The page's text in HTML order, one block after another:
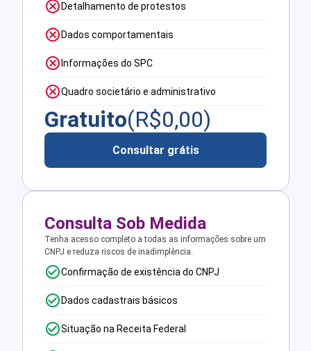
Detalhamento de protestos
Dados comportamentais
Informações do SPC
Quadro societário e administrativo
Gratuito(R$0,00)
Consultar grátis
Consulta Sob Medida
Tenha acesso completo a todas as informações sobre um
CNPJ e reduza riscos de inadimplência.
Confirmação de existência do CNPJ
Dados cadastrais básicos
Situação na Receita Federal